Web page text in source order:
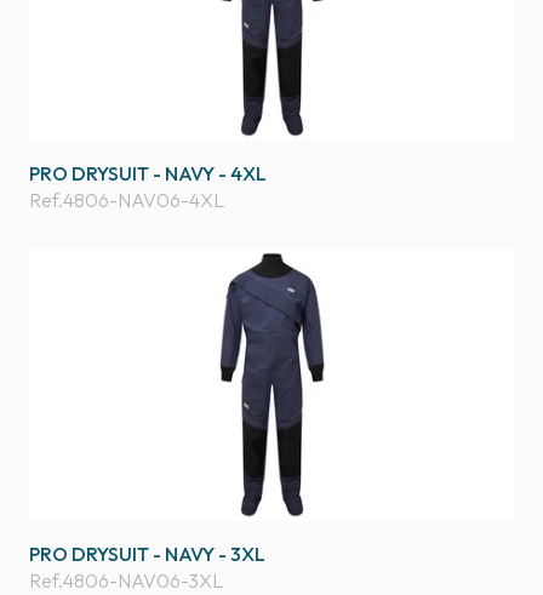
PRO DRYSUIT - NAVY - 4XL
Ref.4806-NAV06-4XL
PRO DRYSUIT - NAVY - 3XL
Ref.4806-NAV06-3XL